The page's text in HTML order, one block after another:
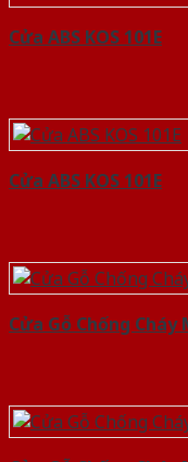
Cửa ABS KOS 101E
Cửa ABS KOS 101E
Cửa Gỗ Chống Cháy